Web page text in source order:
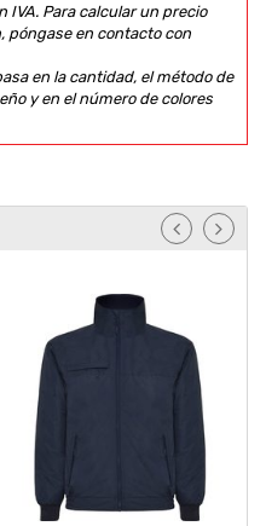
IVA. Para calcular un precio
póngase en contacto con
en la cantidad, el método de
y en el número de colores